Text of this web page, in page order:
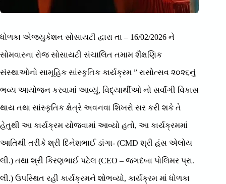
ધોળકા એજ્યુકેશન સોસાયટી દ્વારા તા – 16/02/2026 ને
સોમવારના રોજ સોસાયટી સંચાલિત તમામ શૈક્ષણિક
સંસ્થાઓનો સામૂહિક સાંસ્કૃતિક કાર્યક્રમ ” રાસોત્સવ ૨૦૨૬નું
ભવ્ય આયોજન કરવામાં આવ્યું, વિદ્યાર્થીઓ નો સર્વાંગી વિકાસ
થાય તથા સાંસ્કૃતિક ક્ષેત્રે અવનવા શિખરો સર કરી શકે તે
હેતુથી આ કાર્યક્રમ યોજવામાં આવ્યો હતો, આ કાર્યક્રમમાં
આતિથી તરીકે શ્રી દિનેશભાઈ ડાંગા- (CMD શ્રી હંસ એલોય
લી.) તથા શ્રી કિરણભાઈ પટેલ (CEO – જગદંબા પોલિમર પ્રા.
લી.) ઉપસ્થિત રહી કાર્યક્રમને શોભવ્યો, કાર્યક્રમ માં ધોળકા